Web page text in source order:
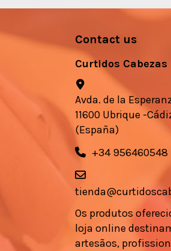
Contact us
Curtidos Cabezas
Avda. de la
11600 Ubrique -
(España)
+34 956460548
Os produtos
loja online
artesãos,